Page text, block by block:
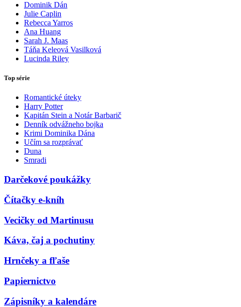
Dominik Dán
Julie Caplin
Rebecca Yarros
Ana Huang
Sarah J. Maas
Táňa Keleová Vasilková
Lucinda Riley
Top série
Romantické úteky
Harry Potter
Kapitán Stein a Notár Barbarič
Denník odvážneho bojka
Krimi Dominika Dána
Učím sa rozprávať
Duna
Smradi
Darčekové poukážky
Čítačky e-kníh
Vecičky od Martinusu
Káva, čaj a pochutiny
Hrnčeky a fľaše
Papiernictvo
Zápisníky a kalendáre